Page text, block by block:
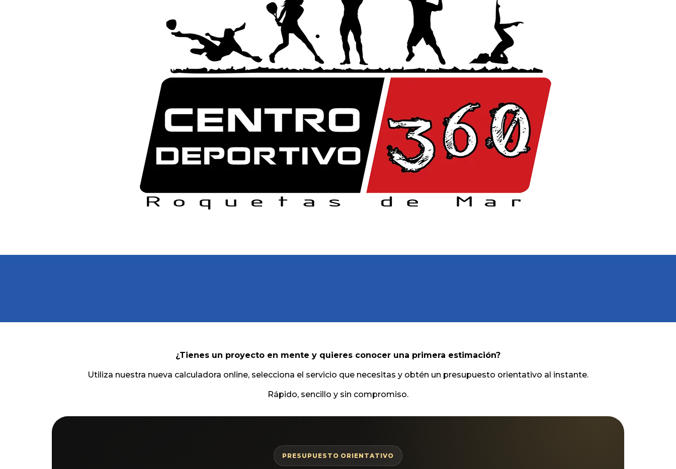
¿Tienes un proyecto en mente y quieres conocer una primera estimación?
Utiliza nuestra nueva calculadora online, selecciona el servicio que necesitas y obtén un presupuesto orientativo al instante.
Rápido, sencillo y sin compromiso.
PRESUPUESTO ORIENTATIVO